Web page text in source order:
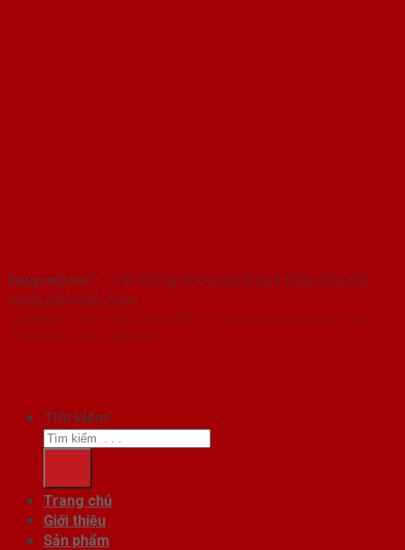
SaigonDoor™ - Hệ thống Showroom cửa thép cửa sắt
hàng đầu Việt Nam
Copyright ⓒ 2016 – 2026 SaigonDoor™ - www.cuagocomposite.org |
Đơn vị chủ quản SaigonDoor
Tìm kiếm:
Trang chủ
Giới thiệu
Sản phẩm